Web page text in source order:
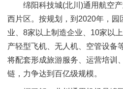
绵阳科技城(北川)通用航空
西片区。按规划，到2020年，园
业、8家以上制造企业、10家以
产轻型飞机、无人机、空管设备
将配套形成旅游服务、运营培训
链，力争达到百亿级规模。